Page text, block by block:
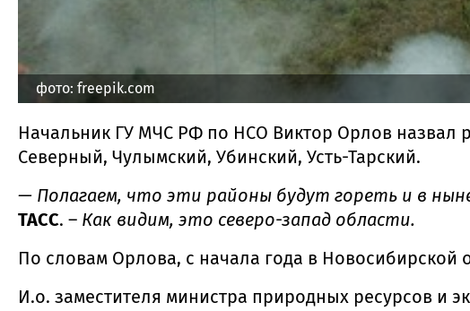
фото: freepik.com
Начальник ГУ МЧС РФ по НСО Виктор Орлов назвал
Северный, Чулымский, Убинский, Усть-Тарский.
— Полагаем, что эти районы будут гореть и в
ТАСС. – Как видим, это северо-запад области.
По словам Орлова, с начала года в Новосибирской
И.о. заместителя министра природных ресурсов и